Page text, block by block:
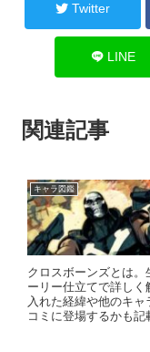
Twitter
LINE
関連記事
キャラ図鑑
クロスボーンズとは。
ーリー仕立てで詳し
入れた経緯や他のキ
コミに登場するかも記